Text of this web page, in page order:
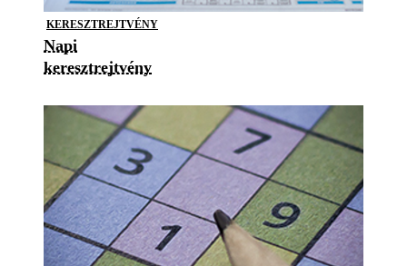
KERESZTREJTVÉNY
Napi
keresztrejtvény